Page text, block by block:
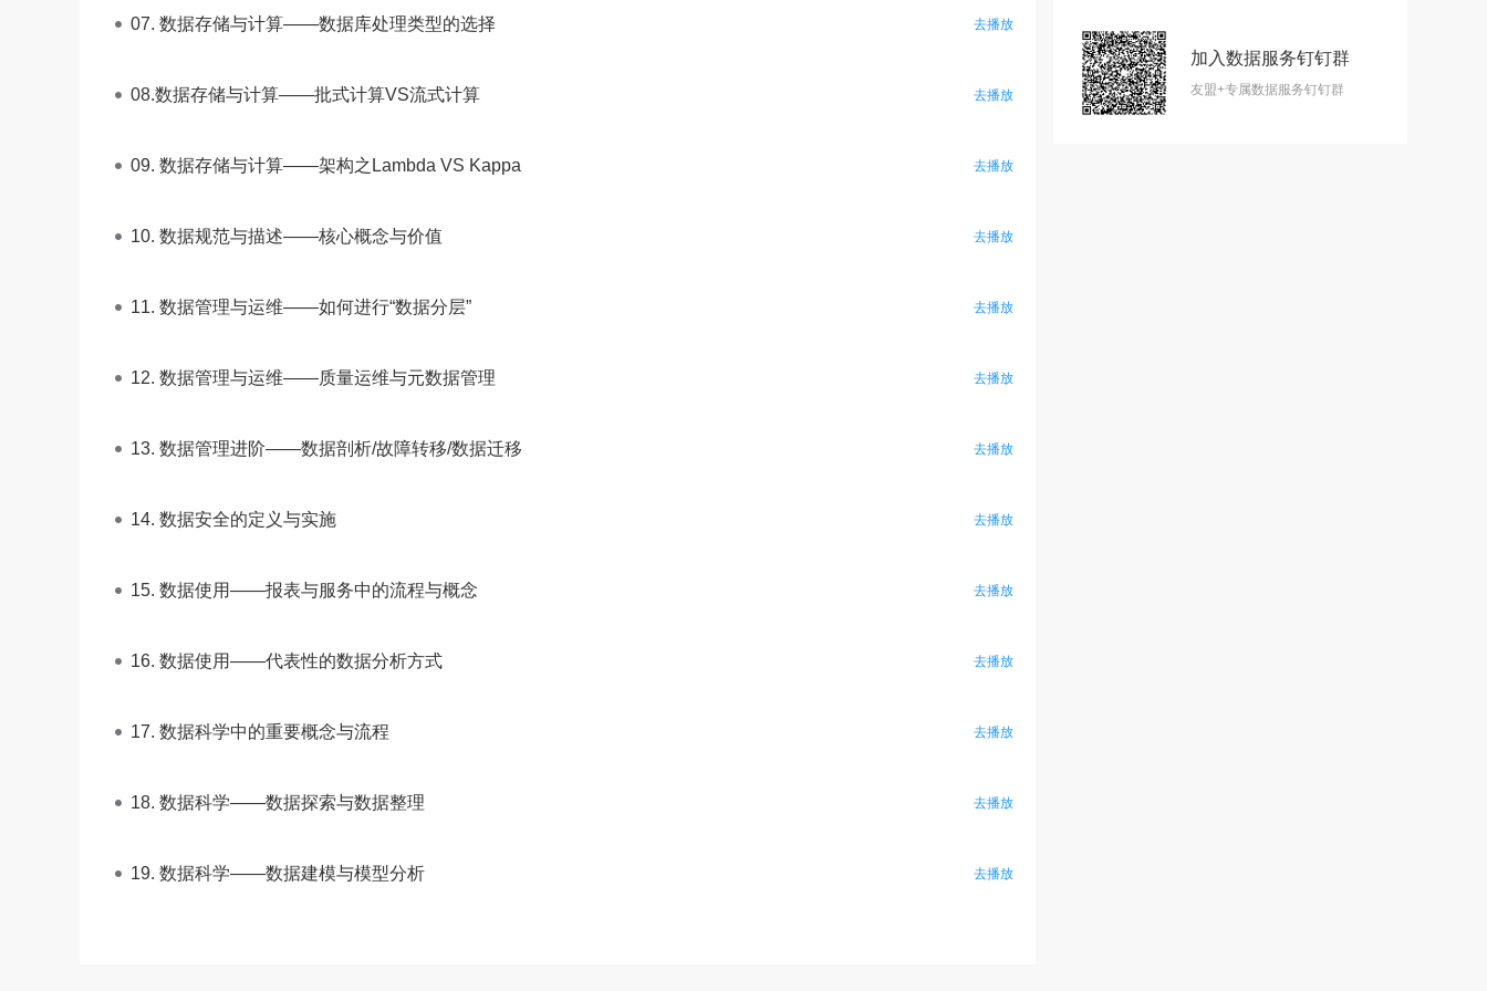
去播放
07. 数据存储与计算——数据库处理类型的选择
去播放
08.数据存储与计算——批式计算VS流式计算
去播放
09. 数据存储与计算——架构之Lambda VS Kappa
去播放
10. 数据规范与描述——核心概念与价值
去播放
11. 数据管理与运维——如何进行“数据分层”
去播放
12. 数据管理与运维——质量运维与元数据管理
去播放
13. 数据管理进阶——数据剖析/故障转移/数据迁移
去播放
14. 数据安全的定义与实施
去播放
15. 数据使用——报表与服务中的流程与概念
去播放
16. 数据使用——代表性的数据分析方式
去播放
17. 数据科学中的重要概念与流程
去播放
18. 数据科学——数据探索与数据整理
去播放
19. 数据科学——数据建模与模型分析
加入数据服务钉钉群
友盟+专属数据服务钉钉群